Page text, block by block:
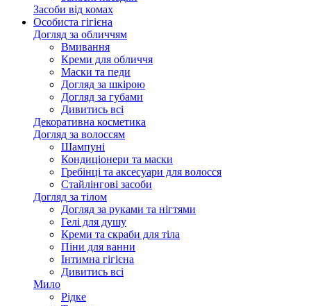
Засоби від комах
Особиста гігієна
Догляд за обличчям
Вмивання
Креми для обличчя
Маски та педи
Догляд за шкірою
Догляд за губами
Дивитись всі
Декоративна косметика
Догляд за волоссям
Шампуні
Кондиціонери та маски
Гребінці та аксесуари для волосся
Стайлінгові засоби
Догляд за тілом
Догляд за руками та нігтями
Гелі для душу
Креми та скраби для тіла
Піни для ванни
Інтимна гігієна
Дивитись всі
Мило
Рідке